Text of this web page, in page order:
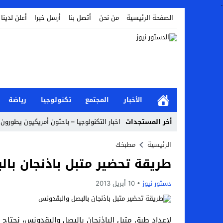
.
الصفحة الرئيسية
من نحن أتصل بنا أرسل خبرا أعلن لدينا
الأخبار المجتمع تكنولوجيا رياضة
أخر المستجدات اخبار التكنولوجيا – باحثون أمريكيون
أخبار الفن – ب الفن – إسعاد يونس: عادل
اراء و اقلام الدستور – بعد ست سنوات من
مال و اعمال – تراجع السندات الخليجية
اخبار العرب – الكويت: وفاة عامل نتيجة
عالم الجريمة – بالصور: إسبانيا تلغي حالة
الرئيسية مطبخك
طريقة تحضير متبل باذنجان
دستور نيوز 10 أبريل 2013
لإعداد طبق متبل الباذنجان بالبصل والبقدونس، نحتاج